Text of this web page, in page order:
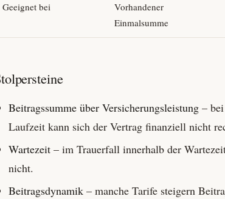
Geeignet bei
Vorhandener
Einmalsumme
Beitrags­summe über Versicherungs­leistung –
Laufzeit kann sich der Vertrag finanziell nicht
Wartezeit – im Trauerfall innerhalb der
nicht.
Beitrags­dynamik – manche Tarife steigern